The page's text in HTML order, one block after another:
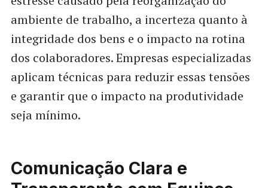
ambiente de trabalho, a incerteza quanto à
integridade dos bens e o impacto na rotina
dos colaboradores. Empresas especializadas
aplicam técnicas para reduzir essas tensões
e garantir que o impacto na produtividade
seja mínimo.
Comunicação Clara e